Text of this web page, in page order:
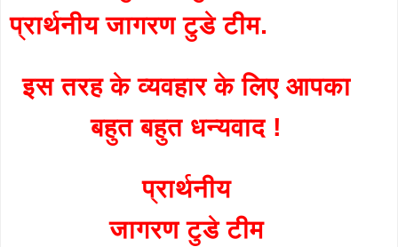
प्रार्थनीय जागरण टुडे टीम.
इस तरह के व्यवहार के लिए आपका
बहुत बहुत धन्यवाद !
प्रार्थनीय
जागरण टुडे टीम